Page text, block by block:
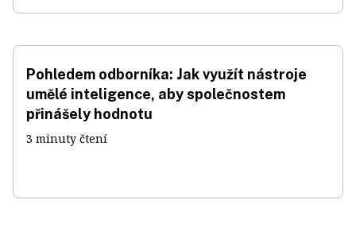
Pohledem odborníka: Jak využít nástroje
umělé inteligence, aby společnostem
přinášely hodnotu
3 minuty čtení